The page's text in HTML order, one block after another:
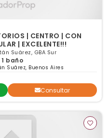
| CENTRO | CON
| EXCELENTE!!!
Suárez, GBA Sur
baño
Suárez, Buenos Aires
Consultar